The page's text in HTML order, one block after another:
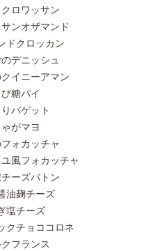
ロワッサン
ンオザマンド
ドクロッカン
デニッシュ
イニーアマン
糖パイ
バゲット
がマヨ
ォカッチャ
風フォカッチャ
ーズバトン
油麹チーズ
塩チーズ
クチョココロネ
フランス